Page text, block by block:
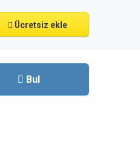
Ücretsiz ekle
Bul